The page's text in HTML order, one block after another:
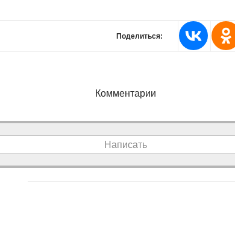
Поделиться:
Комментарии
Написать